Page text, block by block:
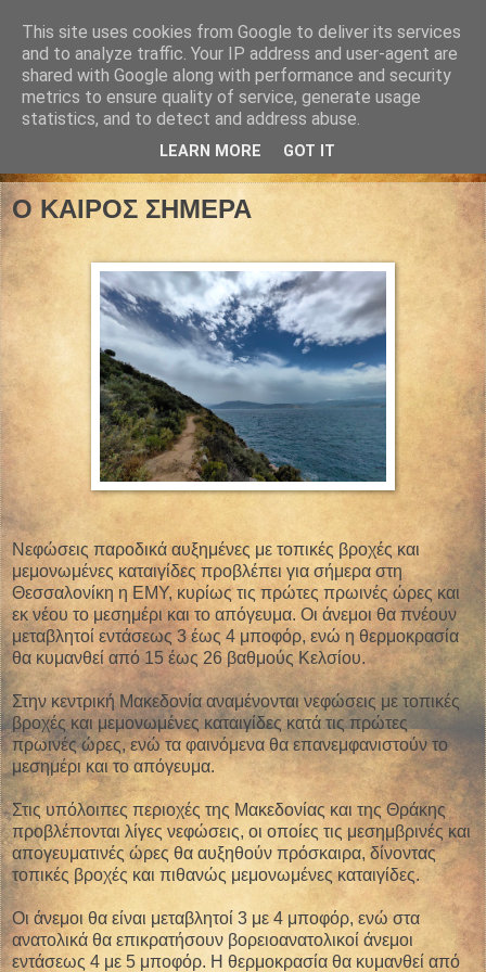
Ο ΚΑΙΡΟΣ ΣΗΜΕΡΑ
Νεφώσεις παροδικά αυξημένες με τοπικές βροχές και
μεμονωμένες καταιγίδες προβλέπει για σήμερα στη
Θεσσαλονίκη η ΕΜΥ, κυρίως τις πρώτες πρωινές ώρες και
εκ νέου το μεσημέρι και το απόγευμα. Οι άνεμοι θα πνέουν
μεταβλητοί εντάσεως 3 έως 4 μποφόρ, ενώ η θερμοκρασία
θα κυμανθεί από 15 έως 26 βαθμούς Κελσίου.
Στην κεντρική Μακεδονία αναμένονται νεφώσεις με τοπικές
βροχές και μεμονωμένες καταιγίδες κατά τις πρώτες
πρωινές ώρες, ενώ τα φαινόμενα θα επανεμφανιστούν το
μεσημέρι και το απόγευμα.
Στις υπόλοιπες περιοχές της Μακεδονίας και της Θράκης
προβλέπονται λίγες νεφώσεις, οι οποίες τις μεσημβρινές και
απογευματινές ώρες θα αυξηθούν πρόσκαιρα, δίνοντας
τοπικές βροχές και πιθανώς μεμονωμένες καταιγίδες.
Οι άνεμοι θα είναι μεταβλητοί 3 με 4 μποφόρ, ενώ στα
ανατολικά θα επικρατήσουν βορειοανατολικοί άνεμοι
εντάσεως 4 με 5 μποφόρ. Η θερμοκρασία θα κυμανθεί από
This site uses cookies from Google to deliver its services
and to analyze traffic. Your IP address and user-agent are
shared with Google along with performance and security
metrics to ensure quality of service, generate usage
statistics, and to detect and address abuse.
LEARN MORE GOT IT